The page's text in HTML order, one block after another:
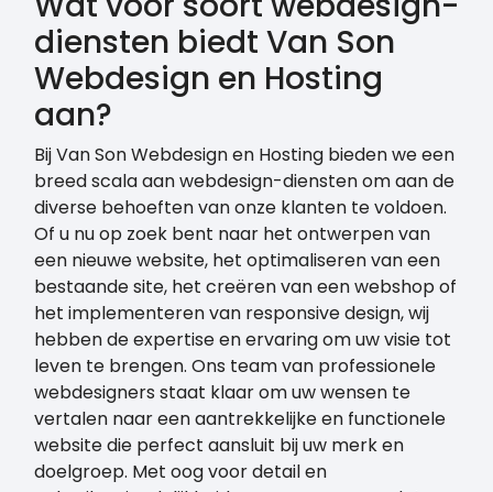
diensten biedt Van Son
Webdesign en Hosting
aan?
Bij Van Son Webdesign en Hosting bieden we een
breed scala aan webdesign-diensten om aan de
diverse behoeften van onze klanten te voldoen.
Of u nu op zoek bent naar het ontwerpen van
een nieuwe website, het optimaliseren van een
bestaande site, het creëren van een webshop of
het implementeren van responsive design, wij
hebben de expertise en ervaring om uw visie tot
leven te brengen. Ons team van professionele
webdesigners staat klaar om uw wensen te
vertalen naar een aantrekkelijke en functionele
website die perfect aansluit bij uw merk en
doelgroep. Met oog voor detail en